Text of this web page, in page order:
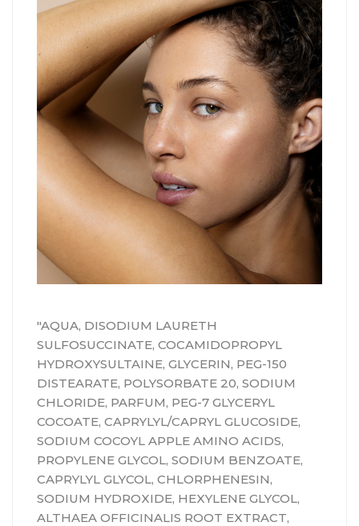
"AQUA, DISODIUM LAURETH
SULFOSUCCINATE, COCAMIDOPROPYL
HYDROXYSULTAINE, GLYCERIN, PEG-150
DISTEARATE, POLYSORBATE 20, SODIUM
CHLORIDE, PARFUM, PEG-7 GLYCERYL
COCOATE, CAPRYLYL/CAPRYL GLUCOSIDE,
SODIUM COCOYL APPLE AMINO ACIDS,
PROPYLENE GLYCOL, SODIUM BENZOATE,
CAPRYLYL GLYCOL, CHLORPHENESIN,
SODIUM HYDROXIDE, HEXYLENE GLYCOL,
ALTHAEA OFFICINALIS ROOT EXTRACT,